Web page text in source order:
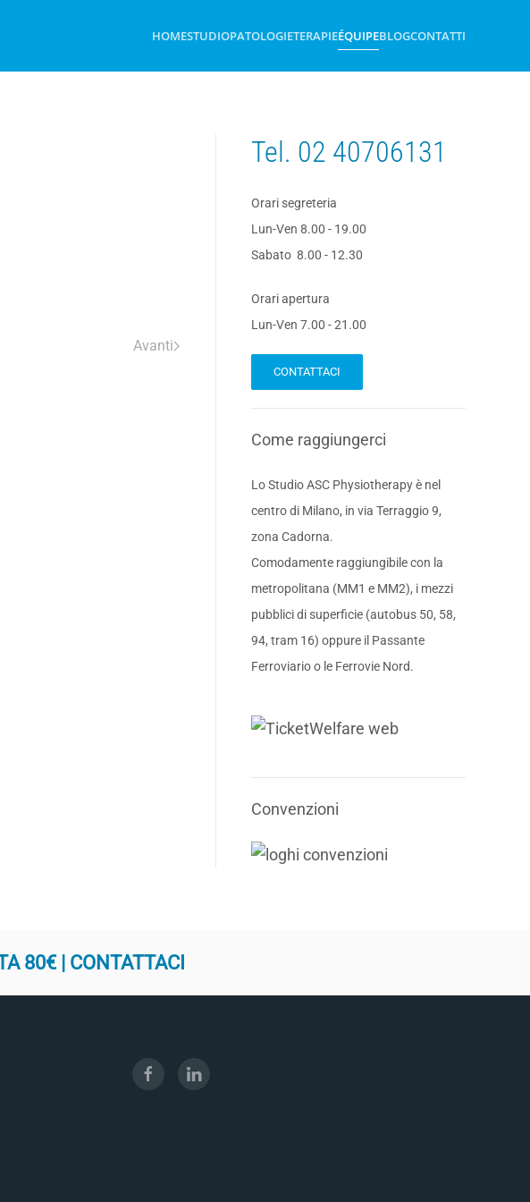
HOMESTUDIOPATOLOGIETERAPIEÉQUIPEBLOGCONTATTI
Avanti
Tel. 02 40706131
Orari segreteria
Lun-Ven 8.00 - 19.00
Sabato 8.00 - 12.30
Orari apertura
Lun-Ven 7.00 - 21.00
CONTATTACI
Come raggiungerci
Lo Studio ASC Physiotherapy è nel
centro di Milano, in via Terraggio 9,
zona Cadorna.
Comodamente raggiungibile con la
metropolitana (MM1 e MM2), i mezzi
pubblici di superficie (autobus 50, 58,
94, tram 16) oppure il Passante
Ferroviario o le Ferrovie Nord.
Convenzioni
80€ | CONTATTACI